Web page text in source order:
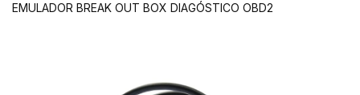
EMULADOR BREAK OUT BOX DIAGÓSTICO OBD2